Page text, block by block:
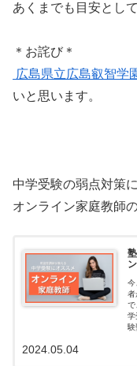
あくまでも目安とし
＊お詫び＊
広島県立広島叡智学
いと思います。
中学受験の弱点対策に
オンライン家庭教師
今
者
で
学
験
2024.05.04